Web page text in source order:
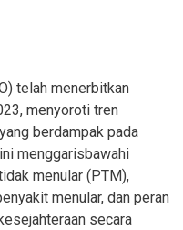
telah menerbitkan
menyoroti tren
berdampak pada
menggarisbawahi
menular (PTM),
menular, dan peran
secara